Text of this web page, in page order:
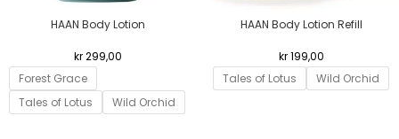
HAAN Body Lotion
kr299,00
Forest Grace
Tales of Lotus
Wild Orchid
HAAN Body Lotion Refill
kr199,00
Tales of Lotus
Wild Orchid